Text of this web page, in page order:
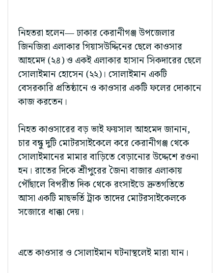
নিহতরা হলেন— ঢাকার কেরানীগঞ্জ উপজেলার
জিনজিরা এলাকার গিয়াসউদ্দিনের ছেলে কাওসার
আহমেদ (২৪) ও একই এলাকার হাসান সিকদারের ছেলে
সোলাইমান হোসেন (২২)। সোলাইমান একটি
বেসরকারি প্রতিষ্ঠানে ও কাওসার একটি ফলের দোকানে
কাজ করতেন।
নিহত কাওসারের বড় ভাই ফয়সাল আহমেদ জানান,
চার বন্ধু দুটি মোটরসাইকেলে করে কেরানীগঞ্জ থেকে
সোলাইমানের মামার বাড়িতে বেড়ানোর উদ্দেশে রওনা
হন। রাতের দিকে শ্রীপুরের জৈনা বাজার এলাকায়
পৌঁছালে বিপরীত দিক থেকে রংসাইডে দ্রুতগতিতে
আসা একটি মাছভর্তি ট্রাক তাদের মোটরসাইকেলকে
সজোরে ধাক্কা দেয়।
এতে কাওসার ও সোলাইমান ঘটনাস্থলেই মারা যান।